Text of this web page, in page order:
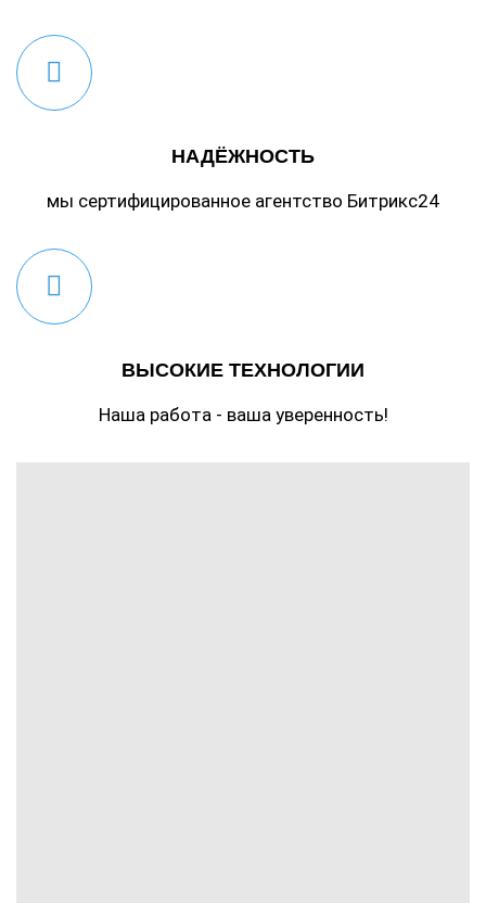
НАДЁЖНОСТЬ
мы сертифицированное агентство Битрикс24
ВЫСОКИЕ ТЕХНОЛОГИИ
Наша работа - ваша уверенность!